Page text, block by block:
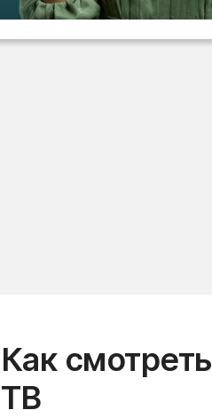
Как смотреть
ТВ